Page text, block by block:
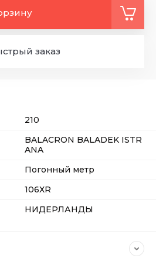
210
BALACRON BALADEK ISTR
ANA
Погонный метр
106ХR
НИДЕРЛАНДЫ
заказ